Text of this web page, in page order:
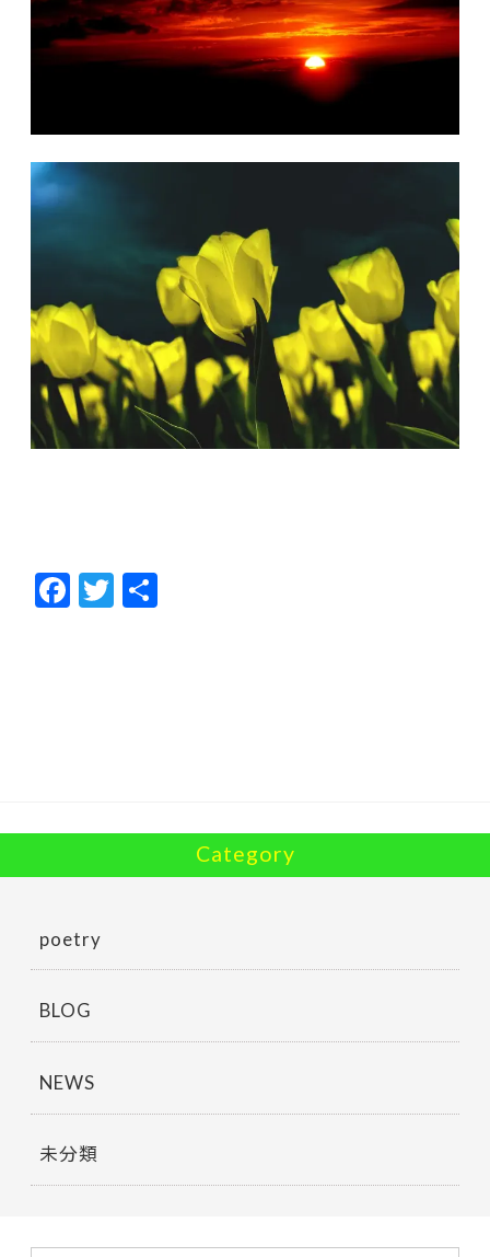
F
ac
T
w
Category
poetry
BLOG
NEWS
未分類